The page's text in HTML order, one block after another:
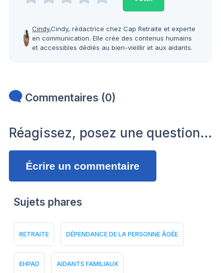
Cindy,Cindy, rédactrice chez Cap Retraite et experte
en communication. Elle crée des contenus humains
et accessibles dédiés au bien-vieillir et aux aidants.
Commentaires (0)
Réagissez, posez une question…
Écrire un commentaire
Sujets phares
RETRAITE DÉPENDANCE DE LA PERSONNE ÂGÉE
EHPAD AIDANTS FAMILIAUX